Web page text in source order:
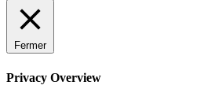
Fermer
Privacy Overview